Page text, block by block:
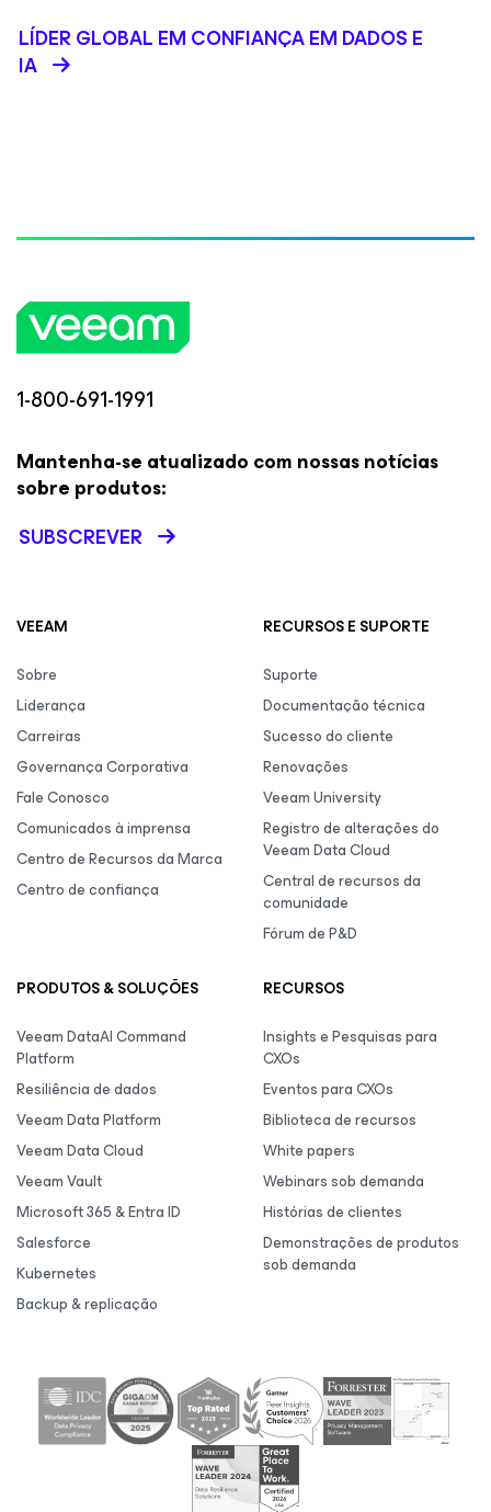
LÍDER GLOBAL EM CONFIANÇA EM DADOS E
IA
1-800-691-1991
Mantenha-se atualizado com nossas notícias
sobre produtos:
SUBSCREVER
VEEAM
Sobre
Liderança
Carreiras
Governança Corporativa
Fale Conosco
Comunicados à imprensa
Centro de Recursos da Marca
Centro de confiança
RECURSOS E SUPORTE
Suporte
Documentação técnica
Sucesso do cliente
Renovações
Veeam University
Registro de alterações do
Veeam Data Cloud
Central de recursos da
comunidade
Fórum de P&D
PRODUTOS & SOLUÇÕES
Veeam DataAI Command
Platform
Resiliência de dados
Veeam Data Platform
Veeam Data Cloud
Veeam Vault
Microsoft 365 & Entra ID
Salesforce
Kubernetes
Backup & replicação
RECURSOS
Insights e Pesquisas para
CXOs
Eventos para CXOs
Biblioteca de recursos
White papers
Webinars sob demanda
Histórias de clientes
Demonstrações de produtos
sob demanda